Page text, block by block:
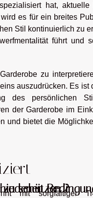
hat, aktuelle
es für ein breites
Stil kontinuierlich zu
führt und
zu
auszudrücken. Es ist
des persönlichen
der Garderobe im
und bietet die
mit sorgfältiger
schützen ?